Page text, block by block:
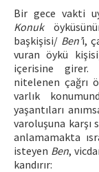
Bir gece vakti
Konuk
başkişisi/ Ben’i,
vuran öykü
içerisine girer.
nitelenen çağrı
varlık
yaşantıları
varoluşuna karşı
anlamamakta
isteyen Ben,
kandırır: